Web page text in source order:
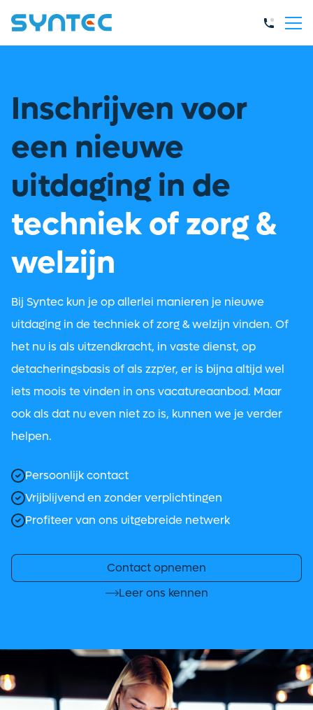
Inschrijven voor
een nieuwe
uitdaging in de
techniek of zorg &
welzijn
Bij Syntec kun je op allerlei manieren je nieuwe
uitdaging in de techniek of zorg & welzijn vinden. Of
het nu is als uitzendkracht, in vaste dienst, op
detacheringsbasis of als zzp’er, er is bijna altijd wel
iets moois te vinden in ons vacatureaanbod. Maar
ook als dat nu even niet zo is, kunnen we je verder
helpen.
Persoonlijk contact
Vrijblijvend en zonder verplichtingen
Profiteer van ons uitgebreide netwerk
Contact opnemen
Leer ons kennen